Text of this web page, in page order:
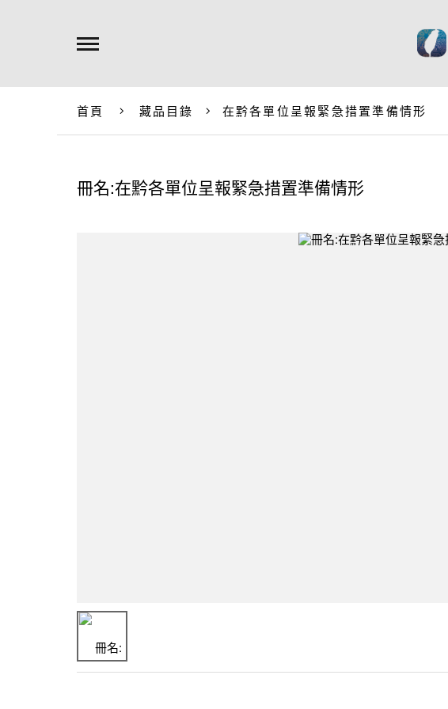
首頁 藏品目錄 在黔各單位呈報緊急措置準備情形
冊名:在黔各單位呈報緊急措置準備情形